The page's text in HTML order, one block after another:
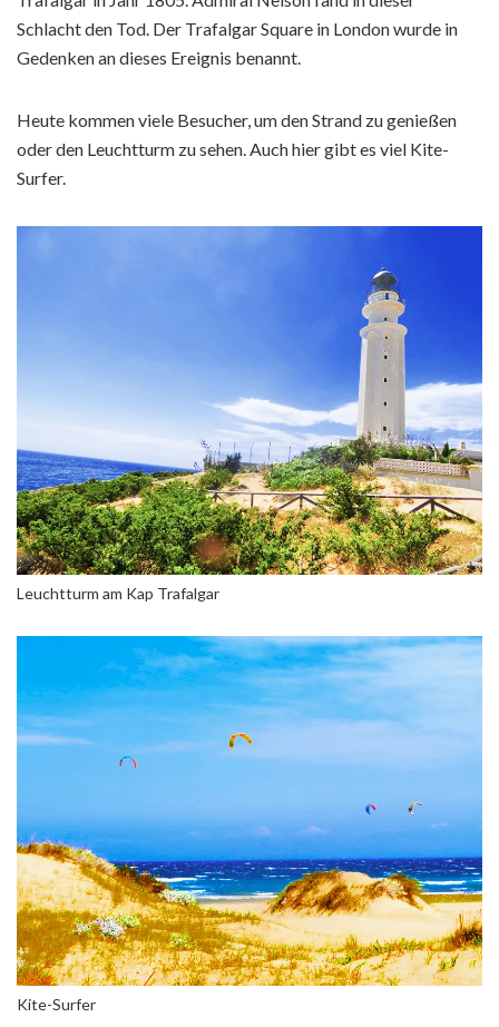
Schlacht den Tod. Der Trafalgar Square in London wurde in
Gedenken an dieses Ereignis benannt.
Heute kommen viele Besucher, um den Strand zu genießen
oder den Leuchtturm zu sehen. Auch hier gibt es viel Kite-
Surfer.
Leuchtturm am Kap Trafalgar
Kite-Surfer